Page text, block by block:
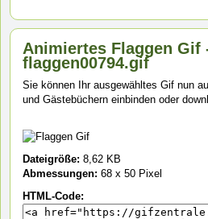
Animiertes Flaggen Gif
flaggen00794.gif
Sie können Ihr ausgewähltes Gif nun
und Gästebüchern einbinden oder
Dateigröße: 8,62 KB
Abmessungen: 68 x 50 Pixel
HTML-Code: